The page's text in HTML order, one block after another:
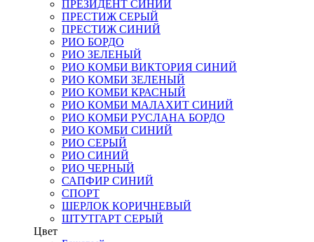
ПРЕЗИДЕНТ СИНИЙ
ПРЕСТИЖ СЕРЫЙ
ПРЕСТИЖ СИНИЙ
РИО БОРДО
РИО ЗЕЛЕНЫЙ
РИО КОМБИ ВИКТОРИЯ СИНИЙ
РИО КОМБИ ЗЕЛЕНЫЙ
РИО КОМБИ КРАСНЫЙ
РИО КОМБИ МАЛАХИТ СИНИЙ
РИО КОМБИ РУСЛАНА БОРДО
РИО КОМБИ СИНИЙ
РИО СЕРЫЙ
РИО СИНИЙ
РИО ЧЕРНЫЙ
САПФИР СИНИЙ
СПОРТ
ШЕРЛОК КОРИЧНЕВЫЙ
ШТУТГАРТ СЕРЫЙ
Цвет